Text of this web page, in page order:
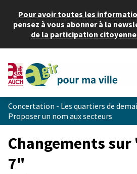
Pour avoir toutes les
pensez à vous abonner à la
de la participation citoyenne
Concertation - Les quartiers de
Proposer un nom aux secteurs
Changements sur
7"